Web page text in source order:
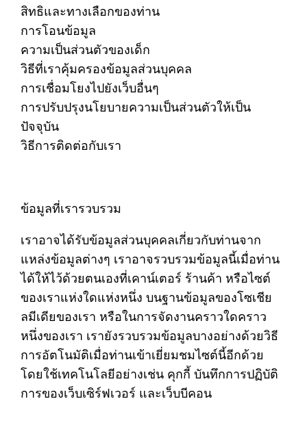
สิทธิและทางเลือกของท่าน
การโอนข้อมูล
ความเป็นส่วนตัวของเด็ก
วิธีที่เราคุ้มครองข้อมูลส่วนบุคคล
การเชื่อมโยงไปยังเว็บอื่นๆ
การปรับปรุงนโยบายความเป็นส่วนตัวให้เป็น
ปัจจุบัน
วิธีการติดต่อกับเรา
ข้อมูลที่เรารวบรวม
เราอาจได้รับข้อมูลส่วนบุคคลเกี่ยวกับท่านจาก
แหล่งข้อมูลต่างๆ เราอาจรวบรวมข้อมูลนี้เมื่อท่าน
ได้ให้ไว้ด้วยตนเองที่เคาน์เตอร์ ร้านค้า หรือไซต์
ของเราแห่งใดแห่งหนึ่ง บนฐานข้อมูลของโซเชีย
ลมีเดียของเรา หรือในการจัดงานคราวใดคราว
หนึ่งของเรา เรายังรวบรวมข้อมูลบางอย่างด้วยวิธี
การอัตโนมัติเมื่อท่านเข้าเยี่ยมชมไซต์นี้อีกด้วย
โดยใช้เทคโนโลยีอย่างเช่น คุกกี้ บันทึกการปฏิบัติ
การของเว็บเซิร์ฟเวอร์ และเว็บบีคอน